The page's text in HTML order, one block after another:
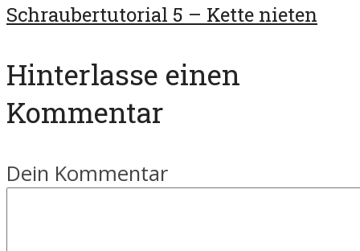
Schraubertutorial 5 – Kette nieten
Hinterlasse einen
Kommentar
Dein Kommentar